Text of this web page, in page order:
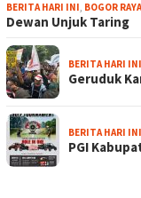
BERITA HARI INI, BOGOR RAYA
Dewan Unjuk Taring
BERITA HARI INI
Geruduk
BERITA HARI INI
PGI